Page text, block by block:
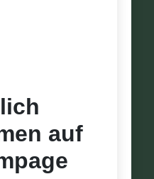
auf